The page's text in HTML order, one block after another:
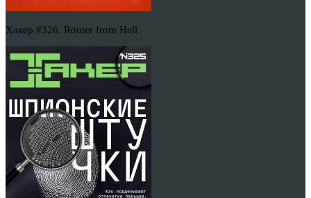
Хакер #326. Router from Hell